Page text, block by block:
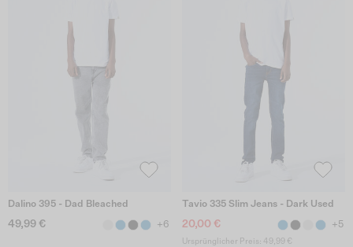
Dalino 395 - Dad Bleached
49,99 € +6
Tavio 335 Slim Jeans - Dark Used
20,00 € +5
Ursprünglicher Preis: 49,99 €